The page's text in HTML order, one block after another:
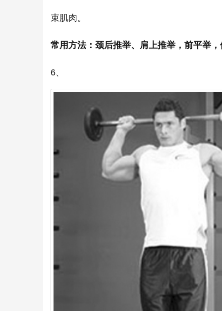
束肌肉。
常用方法：颈后推举、肩上推举，前平举
6、